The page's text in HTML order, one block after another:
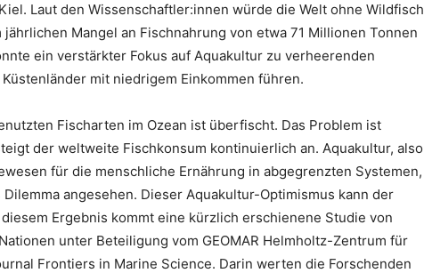
Laut den Wissenschaftler:innen würde die Welt ohne Wildfisch
Mangel an Fischnahrung von etwa 71 Millionen Tonnen
ein verstärkter Fokus auf Aquakultur zu verheerenden
mit niedrigem Einkommen führen.
Fischarten im Ozean ist überfischt. Das Problem ist
der weltweite Fischkonsum kontinuierlich an. Aquakultur, also
für die menschliche Ernährung in abgegrenzten Systemen,
angesehen. Dieser Aquakultur-Optimismus kann der
Ergebnis kommt eine kürzlich erschienene Studie von
unter Beteiligung vom GEOMAR Helmholtz-Zentrum für
Frontiers in Marine Science. Darin werten die Forschenden